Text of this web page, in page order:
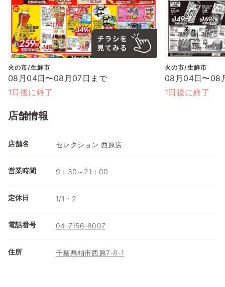
火の市/生鮮市
08月04日〜08月07日まで
1日後に終了
火の市/生鮮市
08月04日〜08
1日後に終了
店舗情報
店舗名 セレクション 西原店
営業時間 9：30～21：00
定休日 1/1・2
電話番号 04-7156-8007
住所 千葉県柏市西原7-8-1